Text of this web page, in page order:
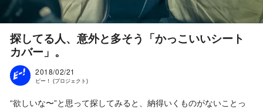
探してる人、意外と多そう「かっこいいシート
カバー」。
2018/02/21
ビー！ (プロジェクト)
“欲しいな〜”と思って探してみると、納得いくものがないことっ